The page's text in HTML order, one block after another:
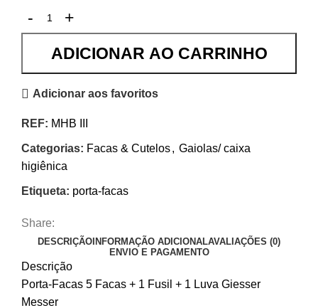
ADICIONAR AO CARRINHO
Adicionar aos favoritos
REF: MHB III
Categorias: Facas & Cutelos, Gaiolas/ caixa
higiênica
Etiqueta: porta-facas
Share:
DESCRIÇÃO INFORMAÇÃO ADICIONALAVALIAÇÕES (0)
ENVIO E PAGAMENTO
Descrição
Porta-Facas 5 Facas + 1 Fusil + 1 Luva Giesser
Messer